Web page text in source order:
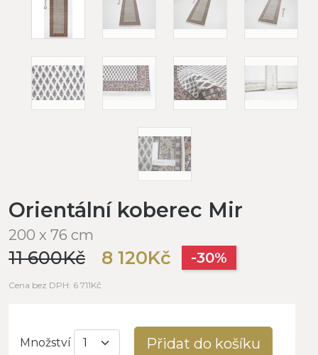
Orientální koberec Mir
200 x 76 cm
11 600Kč 8 120Kč -30%
Cena bez DPH: 6 711Kč
Množství Přidat do košíku